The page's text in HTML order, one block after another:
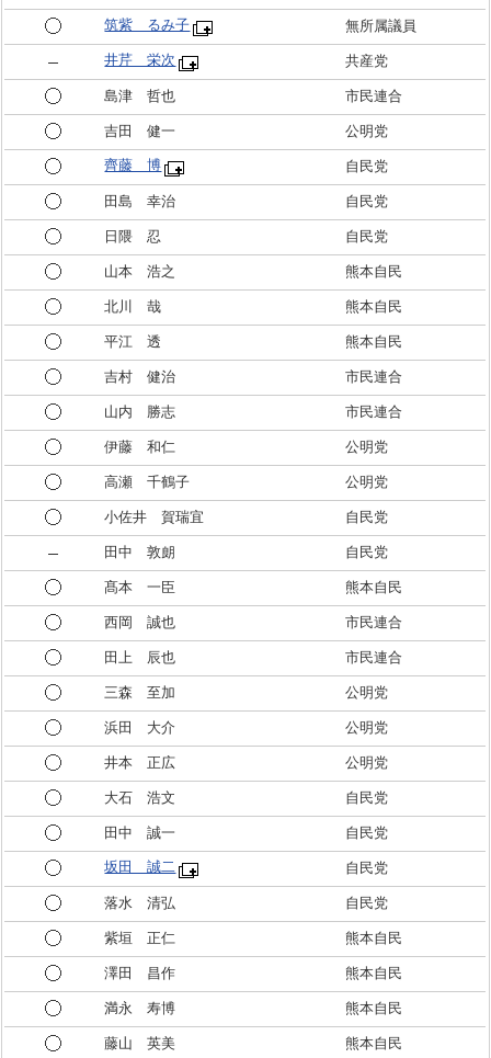
筑紫 るみ子 無所属議員
井芹 栄次 共産党
島津 哲也 市民連合
吉田 健一 公明党
齊藤 博 自民党
田島 幸治 自民党
日隈 忍 自民党
山本 浩之 熊本自民
北川 哉 熊本自民
平江 透 熊本自民
吉村 健治 市民連合
山内 勝志 市民連合
伊藤 和仁 公明党
高瀬 千鶴子 公明党
小佐井 賀瑞宜 自民党
田中 敦朗 自民党
髙本 一臣 熊本自民
西岡 誠也 市民連合
田上 辰也 市民連合
三森 至加 公明党
浜田 大介 公明党
井本 正広 公明党
大石 浩文 自民党
田中 誠一 自民党
坂田 誠二 自民党
落水 清弘 自民党
紫垣 正仁 熊本自民
澤田 昌作 熊本自民
満永 寿博 熊本自民
藤山 英美 熊本自民